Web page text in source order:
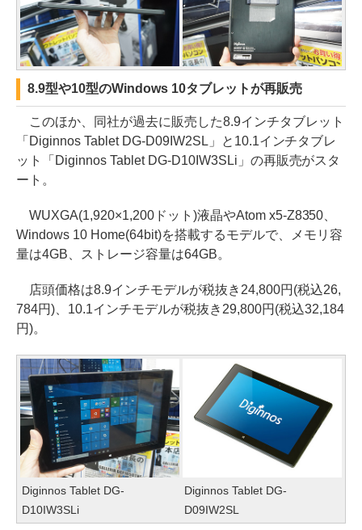
8.9型や10型のWindows 10タブレットが再販売
このほか、同社が過去に販売した8.9インチタブレット
「Diginnos Tablet DG-D09IW2SL」と10.1インチタブレ
ット「Diginnos Tablet DG-D10IW3SLi」の再販売がスタ
ート。
WUXGA(1,920×1,200ドット)液晶やAtom x5-Z8350、
Windows 10 Home(64bit)を搭載するモデルで、メモリ容
量は4GB、ストレージ容量は64GB。
店頭価格は8.9インチモデルが税抜き24,800円(税込26,
784円)、10.1インチモデルが税抜き29,800円(税込32,184
円)。
Diginnos Tablet DG-
D10IW3SLi
Diginnos Tablet DG-
D09IW2SL